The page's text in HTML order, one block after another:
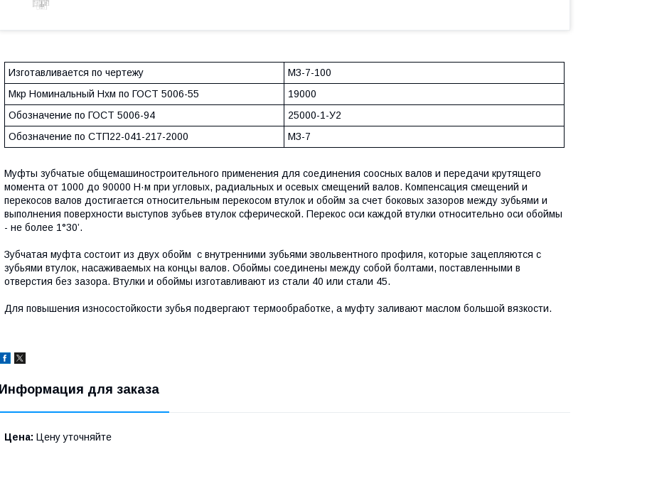
Изготавливается по чертежу
МЗ-7-100
Мкр Номинальный Нхм по ГОСТ 5006-55
19000
Обозначение по ГОСТ 5006-94
25000-1-У2
Обозначение по СТП22-041-217-2000
МЗ-7
Муфты зубчатые общемашиностроительного применения для соединения соосных валов и передачи крутящего
момента от 1000 до 90000 Н·м при угловых, радиальных и осевых смещений валов. Компенсация смещений и
перекосов валов достигается относительным перекосом втулок и обойм за счет боковых зазоров между зубьями и
выполнения поверхности выступов зубьев втулок сферической. Перекос оси каждой втулки относительно оси обоймы
- не более 1°30’.
Зубчатая муфта состоит из двух обойм с внутренними зубьями эвольвентного профиля, которые зацепляются с
зубьями втулок, насаживаемых на концы валов. Обоймы соединены между собой болтами, поставленными в
отверстия без зазора. Втулки и обоймы изготавливают из стали 40 или стали 45.
Для повышения износостойкости зубья подвергают термообработке, а муфту заливают маслом большой вязкости.
Информация для заказа
Цена: Цену уточняйте